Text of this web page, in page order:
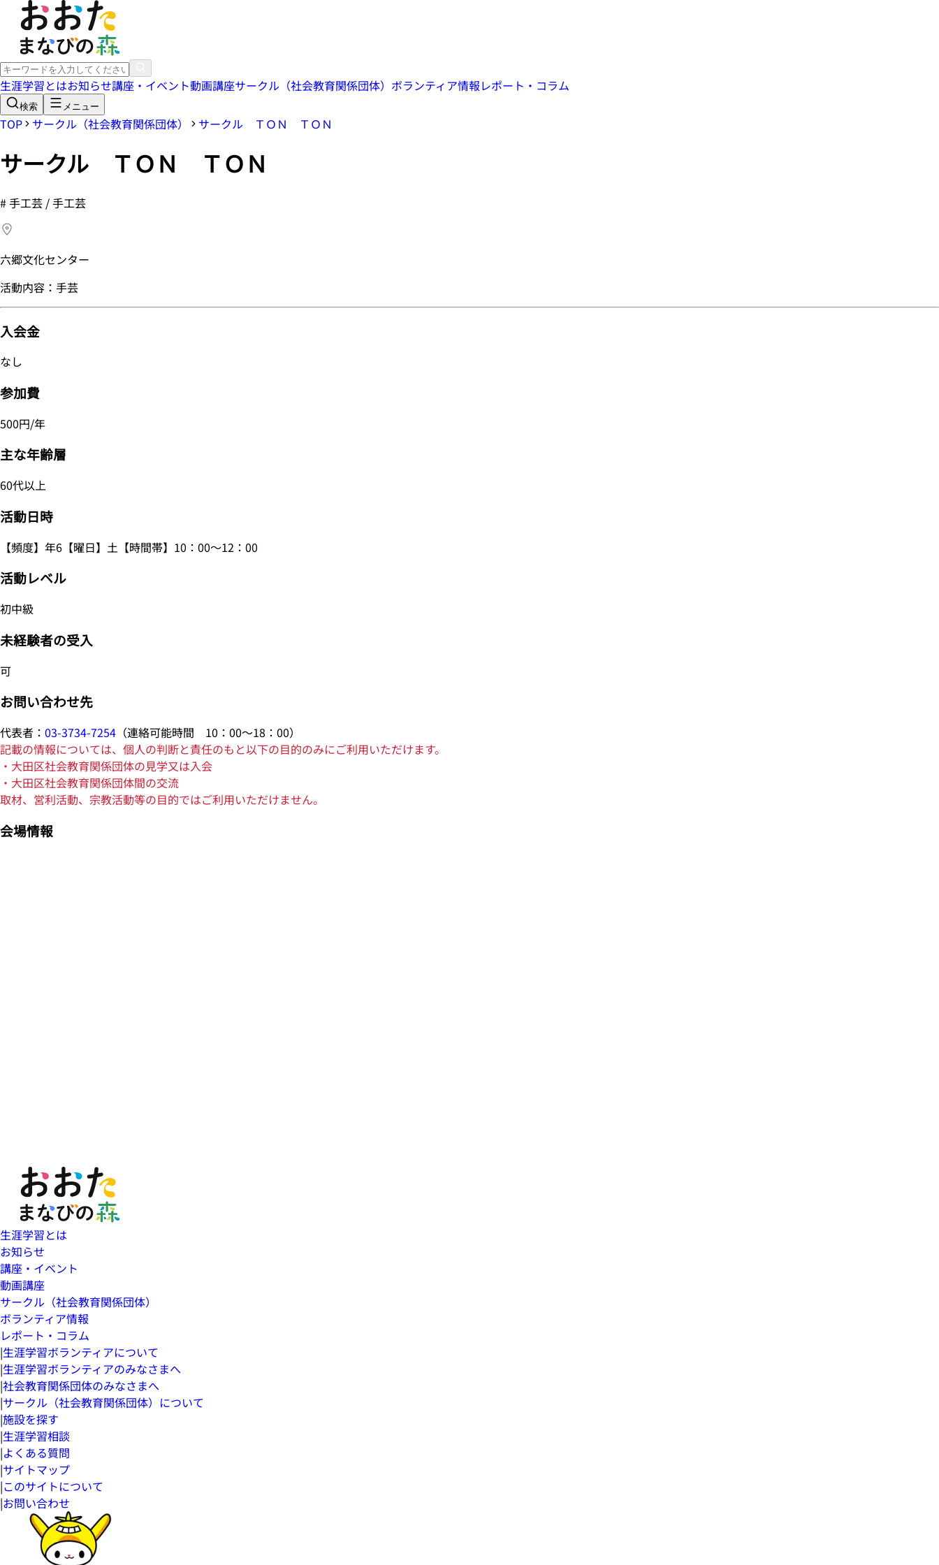
生涯学習とはお知らせ講座・イベント動画講座サークル（社会教育関係団体） ボランティア情報レポート・コラム
検索 メニュー
TOP サークル（社会教育関係団体） サークル ＴＯＮ ＴＯＮ
サークル ＴＯＮ ＴＯＮ
#手工芸 / 手工芸
六郷文化センター
活動内容：手芸
入会金
なし
参加費
500円/年
主な年齢層
60代以上
活動日時
【頻度】年6【曜日】土【時間帯】10：00～12：00
活動レベル
初中級
未経験者の受入
可
お問い合わせ先
代表者： 03-3734-7254 （連絡可能時間 10：00～18：00）
記載の情報については、個人の判断と責任のもと以下の目的のみにご利用いただけます。
・大田区社会教育関係団体の見学又は入会
・大田区社会教育関係団体間の交流
取材、営利活動、宗教活動等の目的ではご利用いただけません。
会場情報
生涯学習とは
お知らせ
講座・イベント
動画講座
サークル（社会教育関係団体）
ボランティア情報
レポート・コラム
|生涯学習ボランティアについて
|生涯学習ボランティアのみなさまへ
|社会教育関係団体のみなさまへ
|サークル（社会教育関係団体）について
|施設を探す
|生涯学習相談
|よくある質問
|サイトマップ
|このサイトについて
|お問い合わせ